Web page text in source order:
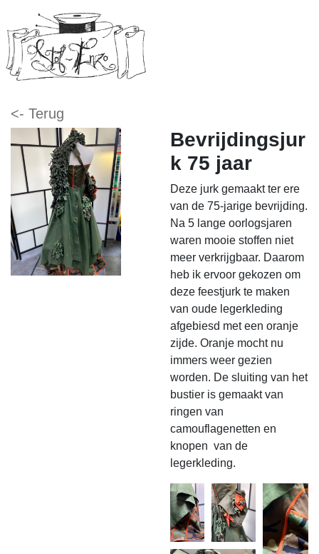
<- Terug
Bevrijdingsjur
k 75 jaar
Deze jurk gemaakt ter ere
van de 75-jarige bevrijding.
Na 5 lange oorlogsjaren
waren mooie stoffen niet
meer verkrijgbaar. Daarom
heb ik ervoor gekozen om
deze feestjurk te maken
van oude legerkleding
afgebiesd met een oranje
zijde. Oranje mocht nu
immers weer gezien
worden. De sluiting van het
bustier is gemaakt van
ringen van
camouflagenetten en
knopen van de
legerkleding.